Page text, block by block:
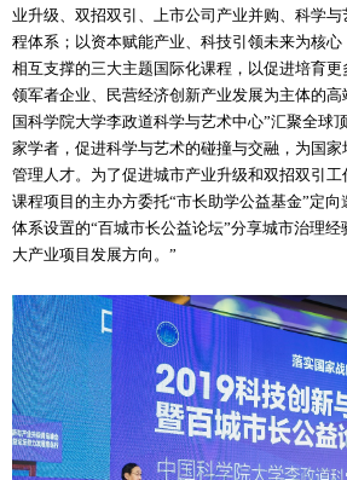
业升级、双招双引、上市公司产业并购、科学
程体系；以资本赋能产业、科技引领未来为核
相互支撑的三大主题国际化课程，以促进培育
领军者企业、民营经济创新产业发展为主体的
国科学院大学李政道科学与艺术中心”汇聚全球
家学者，促进科学与艺术的碰撞与交融，为国
管理人才。为了促进城市产业升级和双招双引
课程项目的主办方委托“市长助学公益基金”定
体系设置的“百城市长公益论坛”分享城市治理
大产业项目发展方向。”